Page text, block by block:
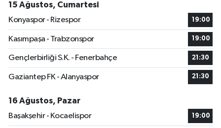
15 Ağustos, Cumartesi
Konyaspor - Rizespor
19:00
Kasımpaşa - Trabzonspor 19:00
Gençlerbirliği S.K. - Fenerbahçe 21:30
Gaziantep FK - Alanyaspor 21:30
16 Ağustos, Pazar
Başakşehir - Kocaelispor
19:00